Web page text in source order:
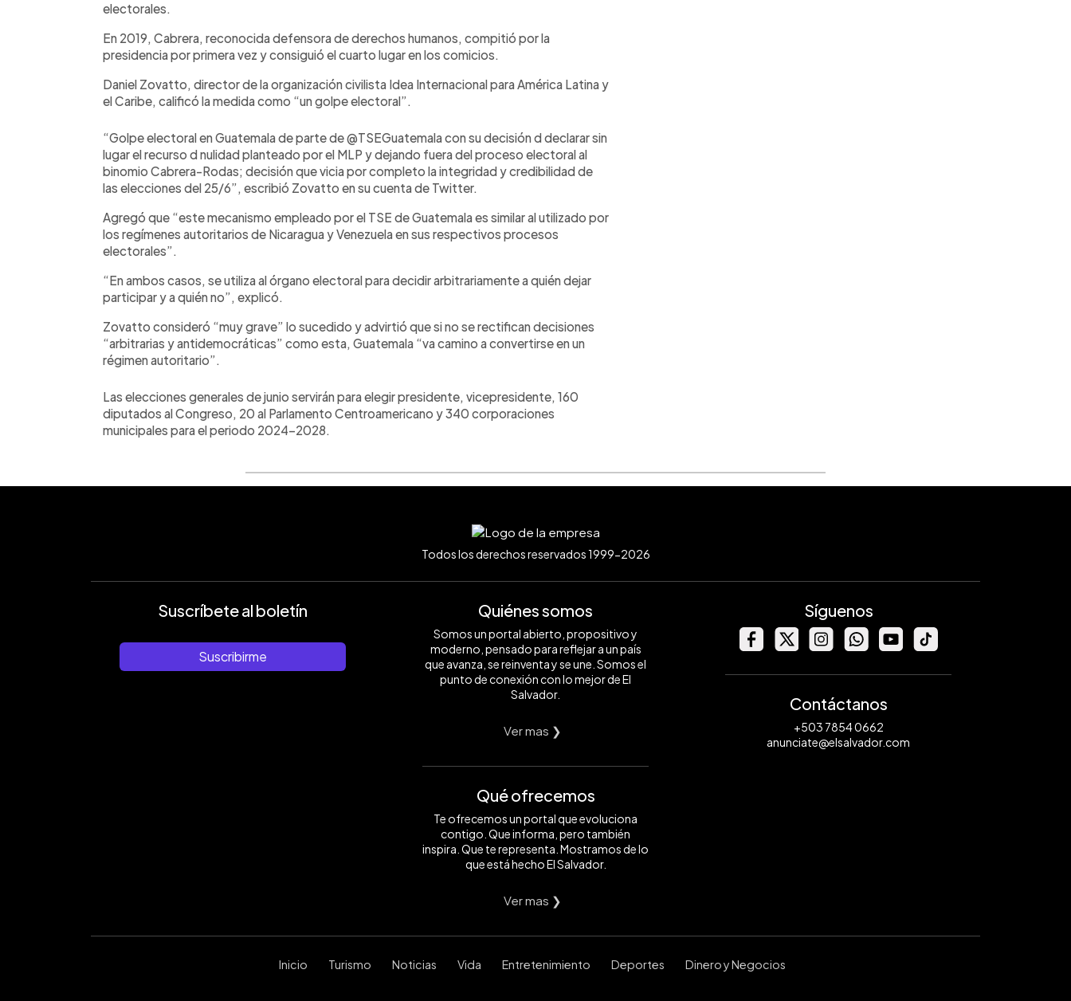
electorales.
En 2019, Cabrera, reconocida defensora de derechos humanos, compitió por la
presidencia por primera vez y consiguió el cuarto lugar en los comicios.
Daniel Zovatto, director de la organización civilista Idea Internacional para América Latina y
el Caribe, calificó la medida como “un golpe electoral”.
“Golpe electoral en Guatemala de parte de @TSEGuatemala con su decisión d declarar sin
lugar el recurso d nulidad planteado por el MLP y dejando fuera del proceso electoral al
binomio Cabrera-Rodas; decisión que vicia por completo la integridad y credibilidad de
las elecciones del 25/6”, escribió Zovatto en su cuenta de Twitter.
Agregó que “este mecanismo empleado por el TSE de Guatemala es similar al utilizado por
los regímenes autoritarios de Nicaragua y Venezuela en sus respectivos procesos
electorales”.
“En ambos casos, se utiliza al órgano electoral para decidir arbitrariamente a quién dejar
participar y a quién no”, explicó.
Zovatto consideró “muy grave” lo sucedido y advirtió que si no se rectifican decisiones
“arbitrarias y antidemocráticas” como esta, Guatemala “va camino a convertirse en un
régimen autoritario”.
Las elecciones generales de junio servirán para elegir presidente, vicepresidente, 160
diputados al Congreso, 20 al Parlamento Centroamericano y 340 corporaciones
municipales para el periodo 2024-2028.
Todos los derechos reservados 1999-2026
Suscríbete al boletín
Suscribirme
Quiénes somos
Somos un portal abierto, propositivo y
moderno, pensado para reflejar a un país
que avanza, se reinventa y se une. Somos el
punto de conexión con lo mejor de El
Salvador.
Ver mas ❯
Qué ofrecemos
Te ofrecemos un portal que evoluciona
contigo. Que informa, pero también
inspira. Que te representa. Mostramos de lo
que está hecho El Salvador.
Ver mas ❯
Síguenos
Contáctanos
+503 7854 0662
anunciate@elsalvador.com
Inicio Turismo Noticias Vida Entretenimiento Deportes Dinero y Negocios